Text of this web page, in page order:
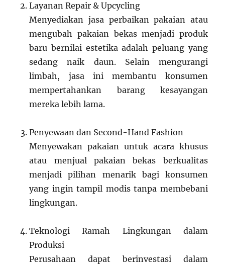
Layanan Repair & Upcycling
Menyediakan jasa perbaikan pakaian atau
mengubah pakaian bekas menjadi produk
baru bernilai estetika adalah peluang yang
sedang naik daun. Selain mengurangi
limbah, jasa ini membantu konsumen
mempertahankan barang kesayangan
mereka lebih lama.
Penyewaan dan Second-Hand Fashion
Menyewakan pakaian untuk acara khusus
atau menjual pakaian bekas berkualitas
menjadi pilihan menarik bagi konsumen
yang ingin tampil modis tanpa membebani
lingkungan.
Teknologi Ramah Lingkungan dalam
Produksi
Perusahaan dapat berinvestasi dalam